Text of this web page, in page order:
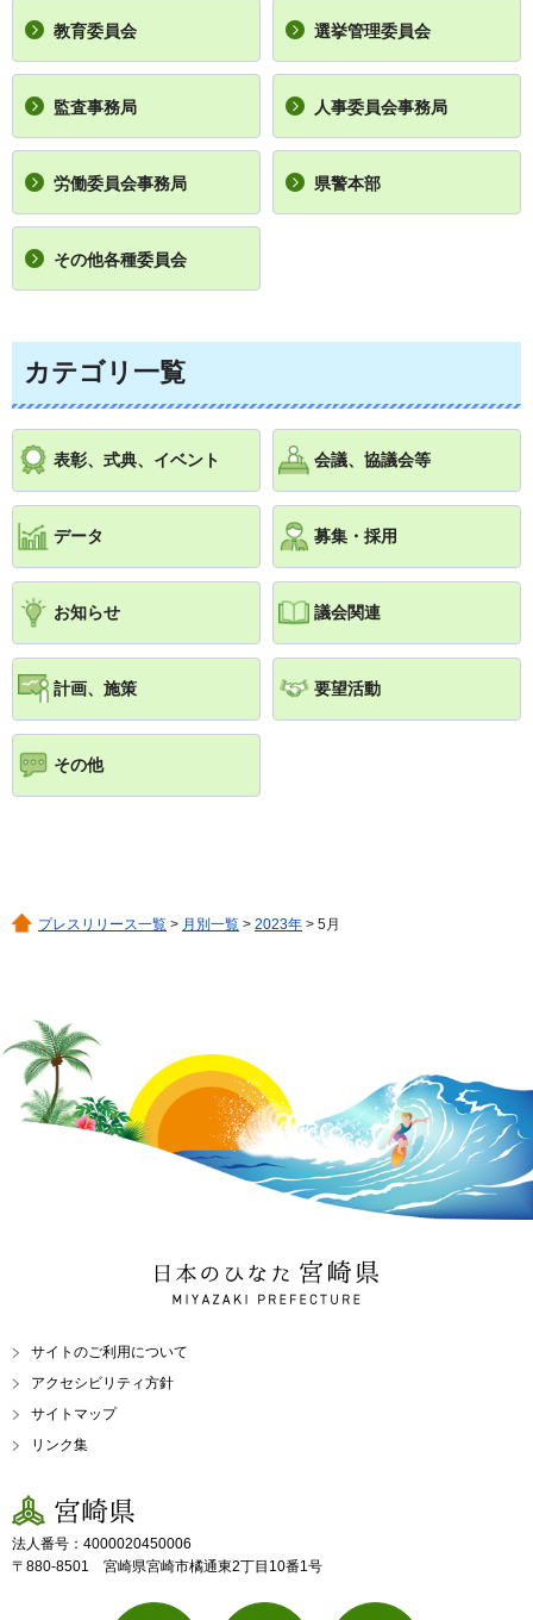
教育委員会 選挙管理委員会
監査事務局 人事委員会事務局
労働委員会事務局 県警本部
その他各種委員会
カテゴリ一覧
表彰、式典、イベント 会議、協議会等
データ 募集・採用
お知らせ 議会関連
計画、施策 要望活動
その他
プレスリリース一覧 > 月別一覧 > 2023年 > 5月
日本のひなた 宮崎県
MIYAZAKI PREFECTURE
サイトのご利用について
アクセシビリティ方針
サイトマップ
リンク集
宮崎県
法人番号：4000020450006
〒880-8501 宮崎県宮崎市橘通東2丁目10番1号